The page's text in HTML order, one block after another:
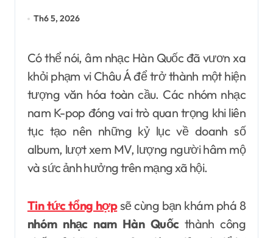
Th6 5, 2026
Có thể nói, âm nhạc Hàn Quốc đã vươn xa
khỏi phạm vi Châu Á để trở thành một hiện
tượng văn hóa toàn cầu. Các nhóm nhạc
nam K-pop đóng vai trò quan trọng khi liên
tục tạo nên những kỷ lục về doanh số
album, lượt xem MV, lượng người hâm mộ
và sức ảnh hưởng trên mạng xã hội.
Tin tức tổng hợpsẽ cùng bạn khám phá 8
nhóm nhạc nam Hàn Quốcthành công